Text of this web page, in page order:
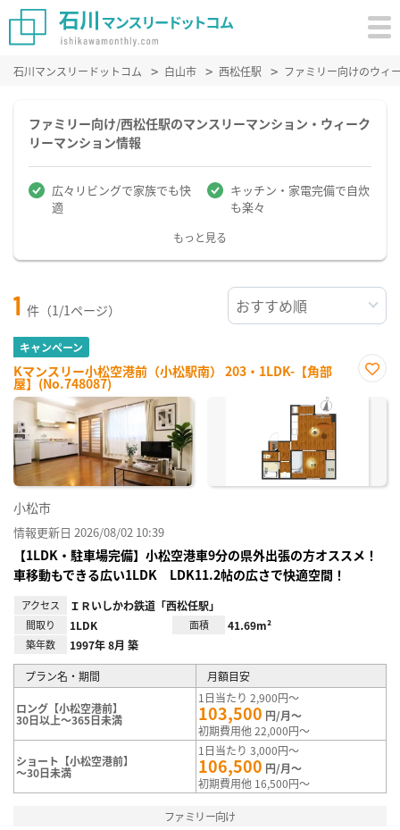
石川マンスリードットコム 白山市 西松任駅 ファミリー向けのウィ
ファミリー向け/西松任駅のマンスリーマンション・ウィーク
リーマンション情報
広々リビングで家族でも快
適
キッチン・家電完備で自炊
も楽々
もっと見る
1 件（1/1ページ）
キャンペーン
Kマンスリー小松空港前（小松駅南） 203・1LDK-【角部
屋】(No.748087)
に入
小松市
情報更新日 2026/08/02 10:39
【1LDK・駐車場完備】小松空港車9分の県外出張の方オススメ！
車移動もできる広い1LDK LDK11.2帖の広さで快適空間！
アクセス ＩＲいしかわ鉄道「西松任駅」
間取り 1LDK 面積 41.69m²
築年数 1997年 8月 築
プラン名・期間 月額目安
ロング【小松空港前】
30日以上～365日未満
1日当たり 2,900円～
103,500 円/月～
初期費用他 22,000円～
ショート【小松空港前】
～30日未満
1日当たり 3,000円～
106,500 円/月～
初期費用他 16,500円～
ファミリー向け